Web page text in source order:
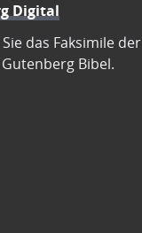
Digital
das Faksimile der
Bibel.